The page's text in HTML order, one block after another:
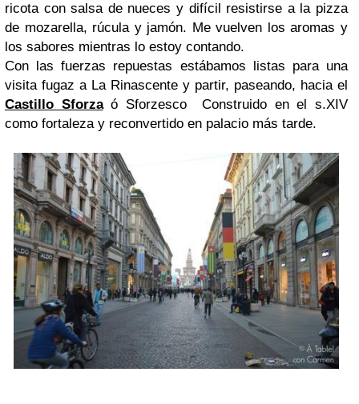
ricota con salsa de nueces y difícil resistirse a la pizza
de mozarella, rúcula y jamón. Me vuelven los aromas y
los sabores mientras lo estoy contando.
Con las fuerzas repuestas estábamos listas para una
visita fugaz a La Rinascente y partir, paseando, hacia el
Castillo Sforzaó Sforzesco Construido en el s.XIV
como fortaleza y reconvertido en palacio más tarde.